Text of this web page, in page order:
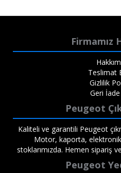
Firmamız
Teslimat
Gizlilik
Geri
Peugeot
Kaliteli ve garantili Peugeot
Motor, kaporta,
stoklarımızda. Hemen sipariş
Peugeot